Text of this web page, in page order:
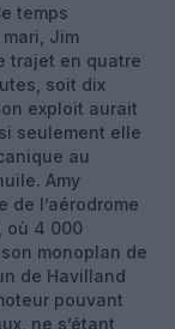
temps
Jim
trajet en quatre
soit dix
exploit aurait
seulement elle
au
Amy
de l’aérodrome
où 4 000
monoplan de
de Havilland
pouvant
ne s’étant